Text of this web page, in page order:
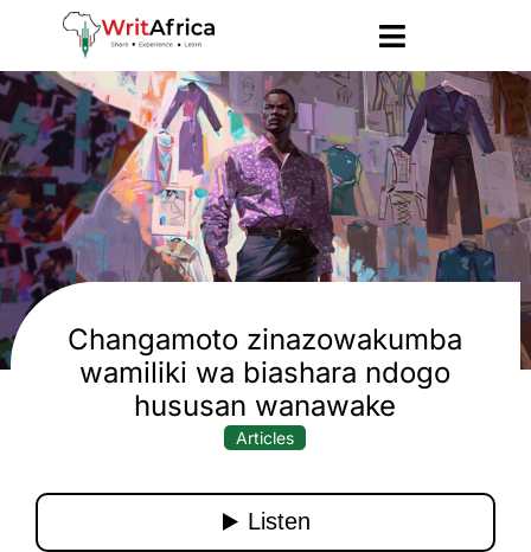
Changamoto zinazowakumba
wamiliki wa biashara ndogo
hususan wanawake
Articles